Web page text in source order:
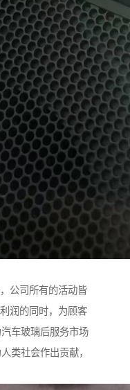
公司所有的活动皆
润的同时，为顾客
车玻璃后服务市场
类社会作出贡献，